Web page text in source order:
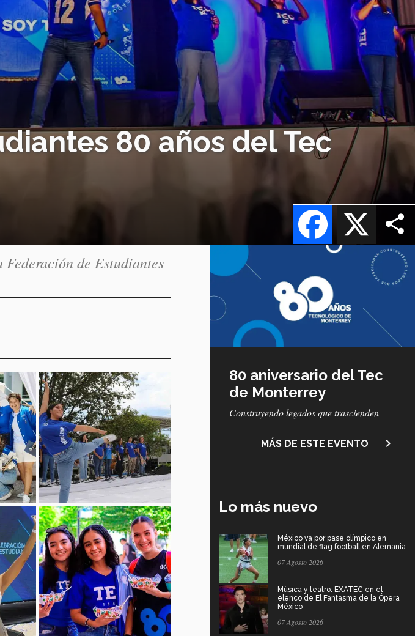
80 años del Tec
X
Facebook
de Estudiantes
80 aniversario del Tec
de Monterrey
Construyendo legados que trascienden
MÁS DE ESTE EVENTO navigate_next
Lo más nuevo
México va por pase olímpico en
mundial de flag football en Alemania
07 Agosto 2026
Música y teatro: EXATEC en el
elenco de El Fantasma de la Ópera
México
07 Agosto 2026